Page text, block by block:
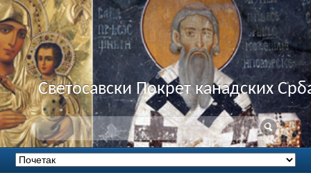
Светосавски Покрет канадских